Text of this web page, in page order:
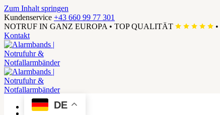
Zum Inhalt springen
Kundenservice +43 660 99 77 301
NOTRUF IN GANZ EUROPA • TOP QUALITÄT •
Kontakt
Menü DE